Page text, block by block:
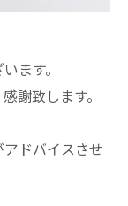
ます。
謝致します。
ドバイスさせ